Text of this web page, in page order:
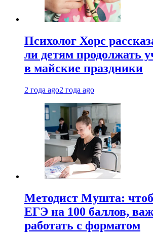
Психолог Хорс
ли детям продолжать
в майские праздники
2 года ago2 года ago
Методист Мушта:
ЕГЭ на 100 баллов,
работать с форматом